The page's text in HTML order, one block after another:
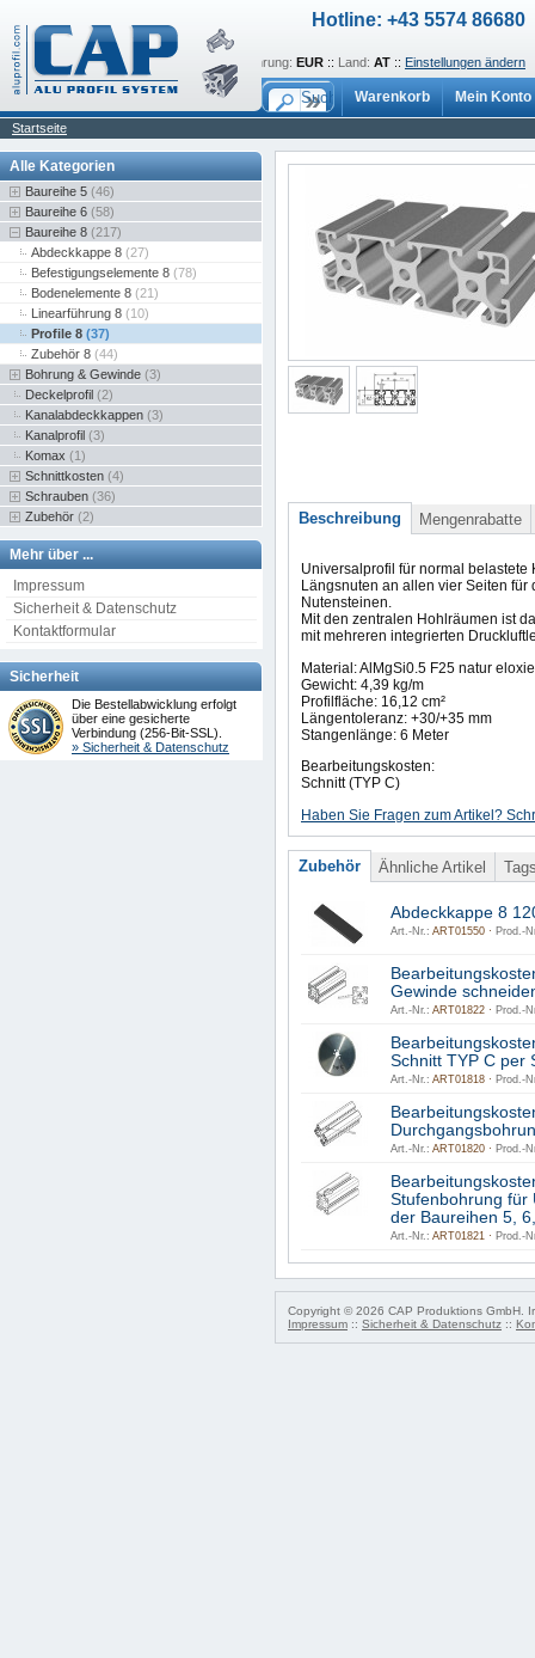
Hotline: +43 5574 86680
Sprache: de:: Währung: EUR :: Land: AT :: Einstellungen ändern
Warenkorb Mein Konto
Startseite
Alle Kategorien
Baureihe 5 (46)
Baureihe 6 (58)
Baureihe 8 (217)
Abdeckkappe 8 (27)
Befestigungselemente 8 (78)
Bodenelemente 8 (21)
Linearführung 8 (10)
Profile 8 (37)
Zubehör 8 (44)
Bohrung & Gewinde (3)
Deckelprofil (2)
Kanalabdeckkappen (3)
Kanalprofil (3)
Komax (1)
Schnittkosten (4)
Schrauben (36)
Zubehör (2)
Mehr über ...
Impressum
Sicherheit & Datenschutz
Kontaktformular
Sicherheit
Die Bestellabwicklung erfolgt
über eine gesicherte
Verbindung (256-Bit-SSL).
» Sicherheit & Datenschutz
Beschreibung Mengenrabatte
Universalprofil für normal belastete
Längsnuten an allen vier Seiten für
Nutensteinen.
Mit den zentralen Hohlräumen ist
mit mehreren integrierten
Material: AlMgSi0.5 F25 natur
Gewicht: 4,39 kg/m
Profilfläche: 16,12 cm²
Längentoleranz: +30/+35 mm
Stangenlänge: 6 Meter
Bearbeitungskosten:
Schnitt (TYP C)
Haben Sie Fragen zum Artikel?
Zubehör Ähnliche Artikel
Abdeckkappe 8
Art.-Nr.: ART01550 · Prod.-
Gewinde
Art.-Nr.: ART01822 · Prod.-
Schnitt TYP C per
Art.-Nr.: ART01818 · Prod.-
Art.-Nr.: ART01820 · Prod.-
Stufenbohrung für
der Baureihen 5,
Art.-Nr.: ART01821 · Prod.-
Copyright © 2026 CAP Produktions GmbH.
Impressum :: Sicherheit & Datenschutz ::